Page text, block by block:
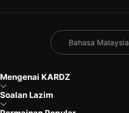
Bahasa Malaysia
Mengenai KARDZ
Soalan Lazim